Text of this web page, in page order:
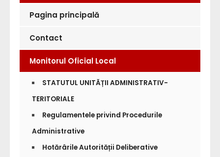
Pagina principală
Contact
Monitorul Oficial Local
STATUTUL UNITĂȚII ADMINISTRATIV-
TERITORIALE
Regulamentele privind Procedurile
Administrative
Hotărârile Autorității Deliberative